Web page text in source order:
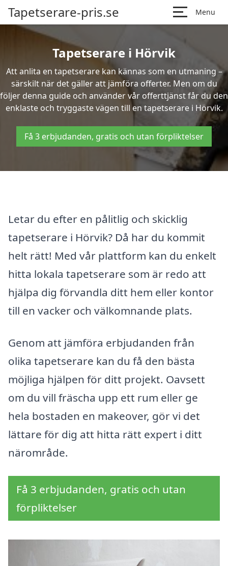
Tapetserare-pris.se Menu
Tapetserare i Hörvik
Att anlita en tapetserare kan kännas som en utmaning –
särskilt när det gäller att jämföra offerter. Men om du
följer denna guide och använder vår offerttjänst får du den
enklaste och tryggaste vägen till en tapetserare i Hörvik.
Få 3 erbjudanden, gratis och utan förpliktelser
Letar du efter en pålitlig och skicklig
tapetserare i Hörvik? Då har du kommit
helt rätt! Med vår plattform kan du enkelt
hitta lokala tapetserare som är redo att
hjälpa dig förvandla ditt hem eller kontor
till en vacker och välkomnande plats.
Genom att jämföra erbjudanden från
olika tapetserare kan du få den bästa
möjliga hjälpen för ditt projekt. Oavsett
om du vill fräscha upp ett rum eller ge
hela bostaden en makeover, gör vi det
lättare för dig att hitta rätt expert i ditt
närområde.
Få 3 erbjudanden, gratis och utan
förpliktelser